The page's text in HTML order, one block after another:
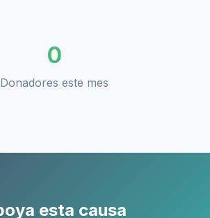
0
Donadores este mes
esta causa